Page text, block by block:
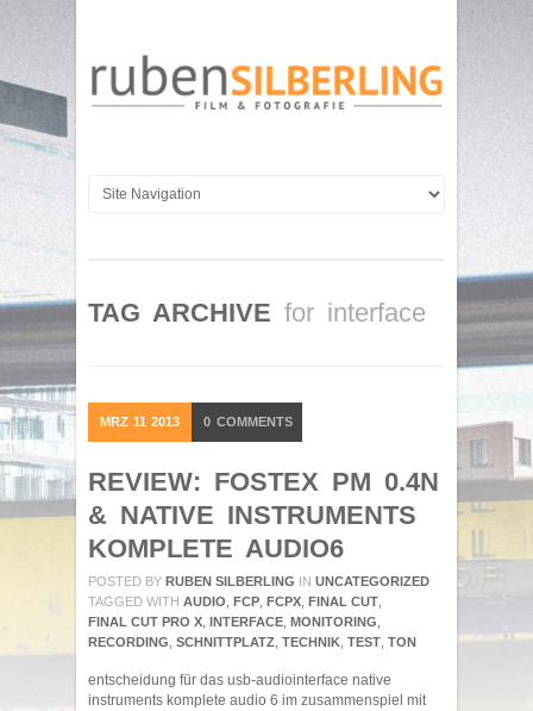
TAG ARCHIVE for interface
MRZ 11 2013 0 COMMENTS
REVIEW: FOSTEX PM 0.4N
& NATIVE INSTRUMENTS
KOMPLETE AUDIO6
POSTED BY RUBEN SILBERLING IN UNCATEGORIZED
TAGGED WITH AUDIO FCP FCPX FINAL CUT
FINAL CUT PRO X INTERFACE MONITORING
RECORDING SCHNITTPLATZ TECHNIK TEST TON
entscheidung für das usb-audiointerface native
instruments komplete audio 6 im zusammenspiel mit